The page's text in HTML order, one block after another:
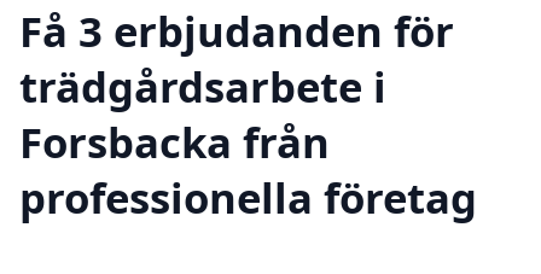
Få 3 erbjudanden för
trädgårdsarbete i
Forsbacka från
professionella företag